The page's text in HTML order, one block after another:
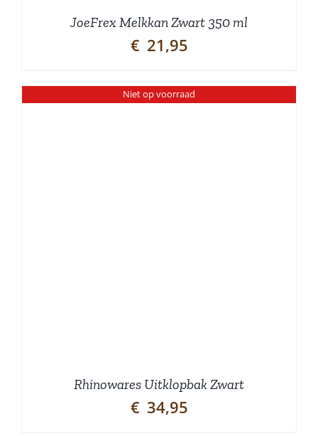
JoeFrex Melkkan Zwart 350 ml
€ 21,95
Niet op voorraad
Rhinowares Uitklopbak Zwart
€ 34,95